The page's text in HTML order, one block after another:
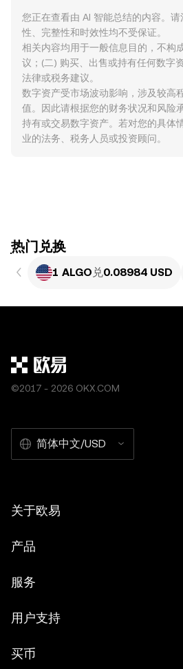
您正在查看由 AI 智能总结的内容。
性、完整性和时效性均不受保证。
相关内容均用于一般信息目的，不构
议；(二) 购买、出售或持有任何数字
法律或税务建议。
数字资产受市场波动影响，涉及较高
值。因此请根据您的财务状况和风险
持有或交易数字资产。若对您的具体
业的法务、税务人员或投资顾问。
ִִִִִִִִִִִִִִִִִִִִִִִִִִִִִִִִִִִִִִִִִִִִִִִִ热门兑换
1 ALGO 兑0.08984 USD
©2017 - 2026 OKX.COM
简体中文/USD
关于欧易
产品
服务
用户支持
买币